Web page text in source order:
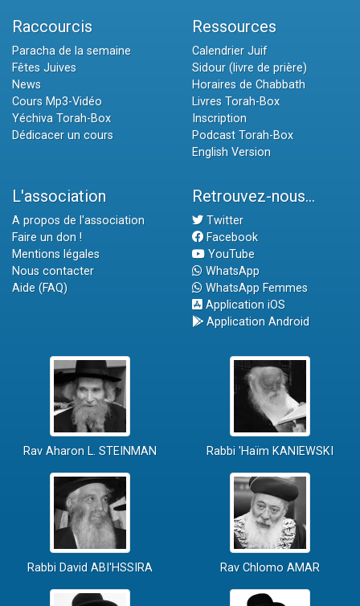
Raccourcis
Paracha de la semaine
Fêtes Juives
News
Cours Mp3-Vidéo
Yéchiva Torah-Box
Dédicacer un cours
Ressources
Calendrier Juif
Sidour (livre de prière)
Horaires de Chabbath
Livres Torah-Box
Inscription
Podcast Torah-Box
English Version
L'association
A propos de l'association
Faire un don !
Mentions légales
Nous contacter
Aide (FAQ)
Retrouvez-nous...
Twitter
Facebook
YouTube
WhatsApp
WhatsApp Femmes
Application iOS
Application Android
Rav Aharon L. STEINMAN Rabbi 'Haïm KANIEWSKI
Rabbi David ABI'HSSIRA Rav Chlomo AMAR